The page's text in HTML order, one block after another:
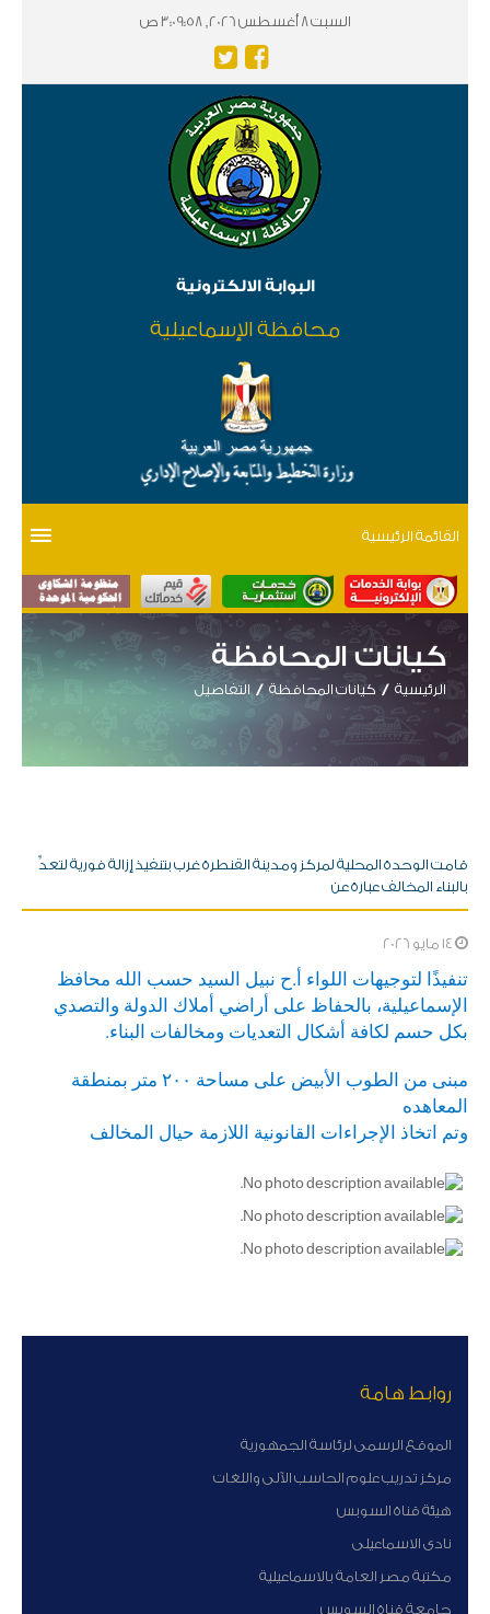
السبت 8 أغسطس 2026, 3:09:58 ص
البوابة الالكترونية
محافظة الإسماعيلية
القائمة الرئيسية
كيانات المحافظة
الرئيسية كيانات المحافظة التفاصيل
قامت الوحدة المحلية لمركز ومدينة القنطرة غرب بتنفيذ إزالة فورية لتعدٍّ
بالبناء المخالف عبارة عن
​تنفيذًا لتوجيهات اللواء أ.ح نبيل السيد حسب الله محافظ
الإسماعيلية، بالحفاظ على أراضي أملاك الدولة والتصدي
بكل حسم لكافة أشكال التعديات ومخالفات البناء.
مبنى من الطوب الأبيض على مساحة ٢٠٠ متر بمنطقة
المعاهده
وتم اتخاذ الإجراءات القانونية اللازمة حيال المخالف
روابط هامة
الموقع الرسمى لرئاسة الجمهورية
مركز تدريب علوم الحاسب الآلى واللغات
هيئة قناة السوبس
نادى الاسماعيلى
مكتبة مصر العامة بالاسماعيلية
جامعة قناة السويس